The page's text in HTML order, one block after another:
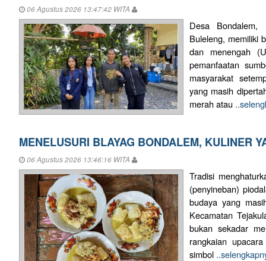
06 Agustus 2026 13:47:42 WITA
Desa Bondalem,
Buleleng, memiliki
dan menengah
pemanfaatan
masyarakat
yang masih
merah atau
MENELUSURI BLAYAG BONDALEM, KULINER
06 Agustus 2026 13:46:16 WITA
Tradisi
(penyineban)
budaya yang
Kecamatan
bukan sekadar
rangkaian
simbol